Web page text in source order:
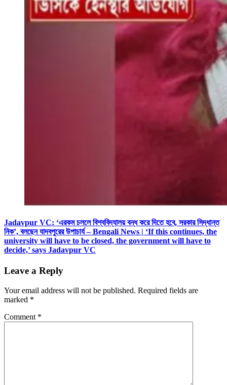
Jadavpur VC: ‘এরকম চললে বিশ্ববিদ্যালয় বন্ধ করে দিতে হবে, সরকার সিদ্ধান্ত
নিক’, বলছেন যাদবপুরের উপাচার্য – Bengali News | ‘If this continues, the
university will have to be closed, the government will have to
decide,’ says Jadavpur VC
Leave a Reply
Your email address will not be published. Required fields are
marked *
Comment *